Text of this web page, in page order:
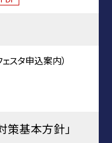
スタ申込案内）
策基本方針」